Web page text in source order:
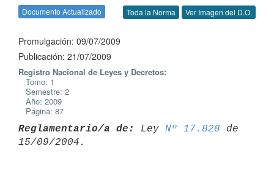
Documento Actualizado Toda la Norma Ver Imagen del D.O.
Promulgación: 09/07/2009
Publicación: 21/07/2009
Registro Nacional de Leyes y Decretos:
Tomo: 1
Semestre: 2
Año: 2009
Página: 87
Reglamentario/a de: Ley Nº 17.828 de